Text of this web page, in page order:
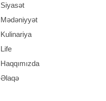
Siyasət
Mədəniyyət
Kulinariya
Life
Haqqımızda
Əlaqə